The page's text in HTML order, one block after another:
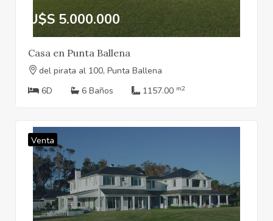
U$S 5.000.000
Casa en Punta Ballena
del pirata al 100, Punta Ballena
6D
6 Baños 1157.00 m2
Venta